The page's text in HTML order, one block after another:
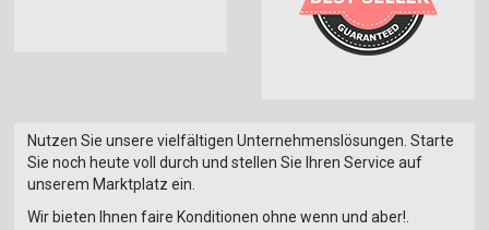
Nutzen Sie unsere vielfältigen Unternehmenslösungen. Starte
Sie noch heute voll durch und stellen Sie Ihren Service auf
unserem Marktplatz ein.
Wir bieten Ihnen faire Konditionen ohne wenn und aber!.